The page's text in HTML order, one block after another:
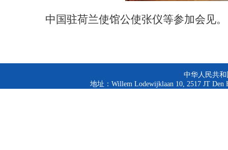
中国驻荷兰使馆公使张仪等参加会见。
中华人民共
地址：Willem Lodewijklaan 10, 2517 JT Den